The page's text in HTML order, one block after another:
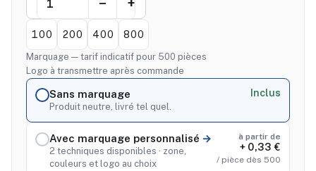
100 200 400 800
Marquage — tarif indicatif pour 500 pièces
Logo à transmettre après commande
Sans marquage
Produit neutre, livré tel quel.
Inclus
Avec marquage personnalisé
2 techniques disponibles · zone,
couleurs et logo au choix
à partir de
+ 0,33 €
/ pièce dès 500